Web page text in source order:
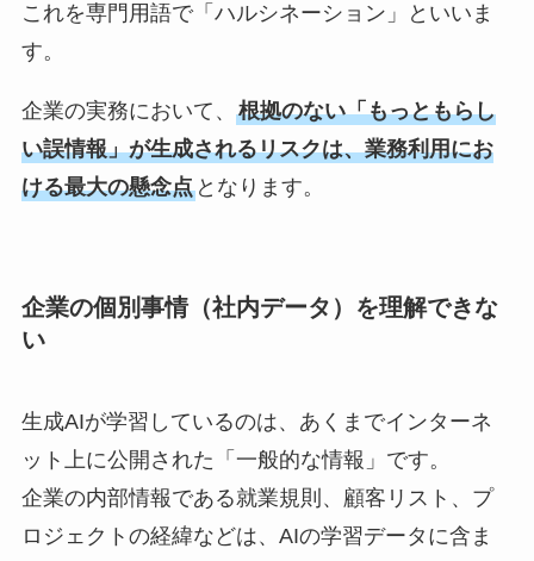
これを専門用語で「ハルシネーション」といいま
す。
企業の実務において、 根拠のない「もっともらし
い誤情報」が生成されるリスクは、業務利用にお
ける最大の懸念点となります。
企業の個別事情（社内データ）を理解できな
い
生成AIが学習しているのは、あくまでインターネ
ット上に公開された「一般的な情報」です。
企業の内部情報である就業規則、顧客リスト、プ
ロジェクトの経緯などは、AIの学習データに含ま